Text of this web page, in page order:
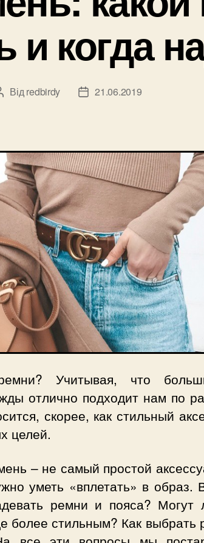
и когда
Від redbirdy
Дата21.06.2019
Учитывая, что
отлично подходит нам по
скорее, как стильный
целей.
– не самый простой
уметь «вплетать» в образ.
ремни и пояса? Могут
более стильным? Как выбрать